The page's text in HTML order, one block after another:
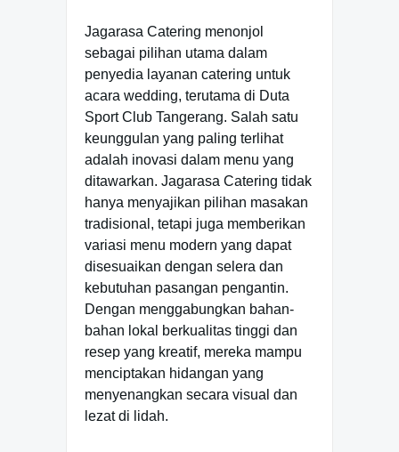
Jagarasa Catering menonjol
sebagai pilihan utama dalam
penyedia layanan catering untuk
acara wedding, terutama di Duta
Sport Club Tangerang. Salah satu
keunggulan yang paling terlihat
adalah inovasi dalam menu yang
ditawarkan. Jagarasa Catering tidak
hanya menyajikan pilihan masakan
tradisional, tetapi juga memberikan
variasi menu modern yang dapat
disesuaikan dengan selera dan
kebutuhan pasangan pengantin.
Dengan menggabungkan bahan-
bahan lokal berkualitas tinggi dan
resep yang kreatif, mereka mampu
menciptakan hidangan yang
menyenangkan secara visual dan
lezat di lidah.